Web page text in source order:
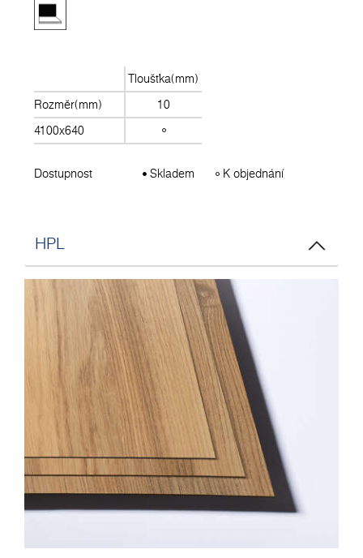
Tloušťka(mm)
Rozměr(mm)
10
4100x640
Dostupnost Skladem K objednání
HPL